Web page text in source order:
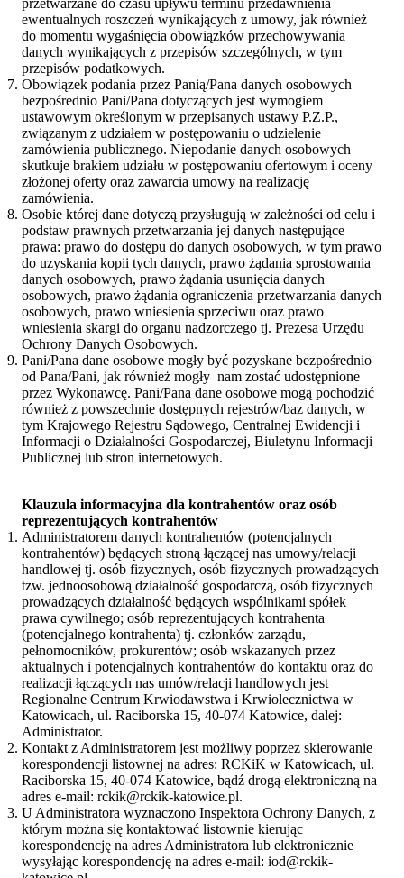
ewentualnych roszczeń wynikających z umowy, jak również
do momentu wygaśnięcia obowiązków przechowywania
danych wynikających z przepisów szczególnych, w tym
przepisów podatkowych.
Obowiązek podania przez Panią/Pana danych osobowych
bezpośrednio Pani/Pana dotyczących jest wymogiem
ustawowym określonym w przepisanych ustawy P.Z.P.,
związanym z udziałem w postępowaniu o udzielenie
zamówienia publicznego. Niepodanie danych osobowych
skutkuje brakiem udziału w postępowaniu ofertowym i oceny
złożonej oferty oraz zawarcia umowy na realizację
zamówienia.
Osobie której dane dotyczą przysługują w zależności od celu i
podstaw prawnych przetwarzania jej danych następujące
prawa: prawo do dostępu do danych osobowych, w tym prawo
do uzyskania kopii tych danych, prawo żądania sprostowania
danych osobowych, prawo żądania usunięcia danych
osobowych, prawo żądania ograniczenia przetwarzania danych
osobowych, prawo wniesienia sprzeciwu oraz prawo
wniesienia skargi do organu nadzorczego tj. Prezesa Urzędu
Ochrony Danych Osobowych.
Pani/Pana dane osobowe mogły być pozyskane bezpośrednio
od Pana/Pani, jak również mogły nam zostać udostępnione
przez Wykonawcę. Pani/Pana dane osobowe mogą pochodzić
również z powszechnie dostępnych rejestrów/baz danych, w
tym Krajowego Rejestru Sądowego, Centralnej Ewidencji i
Informacji o Działalności Gospodarczej, Biuletynu Informacji
Publicznej lub stron internetowych.
Klauzula informacyjna dla kontrahentów oraz osób
reprezentujących kontrahentów
Administratorem danych kontrahentów (potencjalnych
kontrahentów) będących stroną łączącej nas umowy/relacji
handlowej tj. osób fizycznych, osób fizycznych prowadzących
tzw. jednoosobową działalność gospodarczą, osób fizycznych
prowadzących działalność będących wspólnikami spółek
prawa cywilnego; osób reprezentujących kontrahenta
(potencjalnego kontrahenta) tj. członków zarządu,
pełnomocników, prokurentów; osób wskazanych przez
aktualnych i potencjalnych kontrahentów do kontaktu oraz do
realizacji łączących nas umów/relacji handlowych jest
Regionalne Centrum Krwiodawstwa i Krwiolecznictwa w
Katowicach, ul. Raciborska 15, 40-074 Katowice, dalej:
Administrator.
Kontakt z Administratorem jest możliwy poprzez skierowanie
korespondencji listownej na adres: RCKiK w Katowicach, ul.
Raciborska 15, 40-074 Katowice, bądź drogą elektroniczną na
adres e-mail: rckik@rckik-katowice.pl.
U Administratora wyznaczono Inspektora Ochrony Danych, z
którym można się kontaktować listownie kierując
korespondencję na adres Administratora lub elektronicznie
wysyłając korespondencję na adres e-mail: iod@rckik-